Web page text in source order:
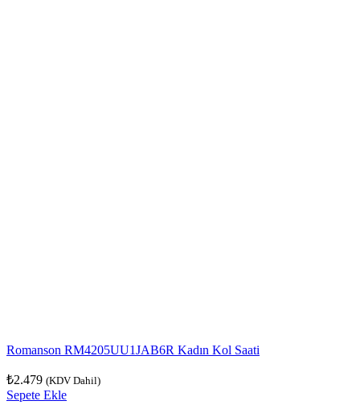
Romanson RM4205UU1JAB6R Kadın Kol Saati
₺2.479 (KDV Dahil)
Sepete Ekle